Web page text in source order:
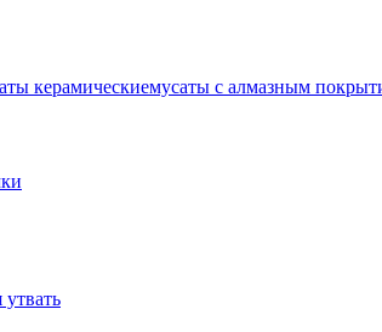
керамическиемусаты с алмазным